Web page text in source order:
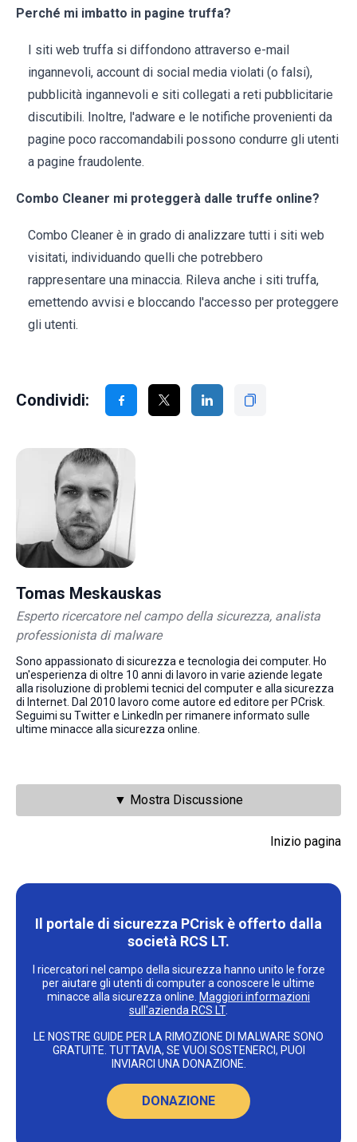
Perché mi imbatto in pagine truffa?
I siti web truffa si diffondono attraverso e-mail
ingannevoli, account di social media violati (o falsi),
pubblicità ingannevoli e siti collegati a reti pubblicitarie
discutibili. Inoltre, l'adware e le notifiche provenienti da
pagine poco raccomandabili possono condurre gli utenti
a pagine fraudolente.
Combo Cleaner mi proteggerà dalle truffe online?
Combo Cleaner è in grado di analizzare tutti i siti web
visitati, individuando quelli che potrebbero
rappresentare una minaccia. Rileva anche i siti truffa,
emettendo avvisi e bloccando l'accesso per proteggere
gli utenti.
Condividi:
Tomas Meskauskas
Esperto ricercatore nel campo della sicurezza, analista
professionista di malware
Sono appassionato di sicurezza e tecnologia dei computer. Ho
un'esperienza di oltre 10 anni di lavoro in varie aziende legate
alla risoluzione di problemi tecnici del computer e alla sicurezza
di Internet. Dal 2010 lavoro come autore ed editore per PCrisk.
Seguimi su Twitter e LinkedIn per rimanere informato sulle
ultime minacce alla sicurezza online.
▼ Mostra Discussione
Inizio pagina
Il portale di sicurezza PCrisk è offerto dalla
società RCS LT.
I ricercatori nel campo della sicurezza hanno unito le forze
per aiutare gli utenti di computer a conoscere le ultime
minacce alla sicurezza online. Maggiori informazioni
sull'azienda RCS LT.
LE NOSTRE GUIDE PER LA RIMOZIONE DI MALWARE SONO
GRATUITE. TUTTAVIA, SE VUOI SOSTENERCI, PUOI
INVIARCI UNA DONAZIONE.
DONAZIONE